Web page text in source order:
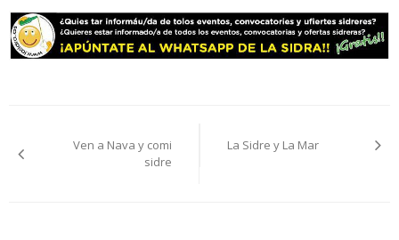
pelosVen a Nava y comi
sidre
La Sidre y La Mar